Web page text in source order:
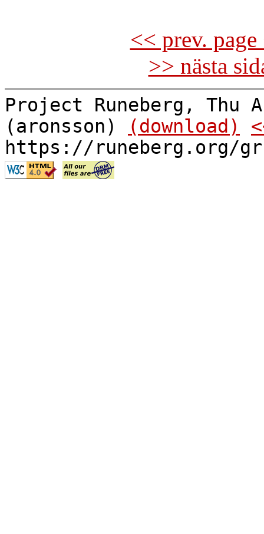
<< prev.
>> nästa
Project Runeberg, Thu
(aronsson)
(download)
https://runeberg.org/